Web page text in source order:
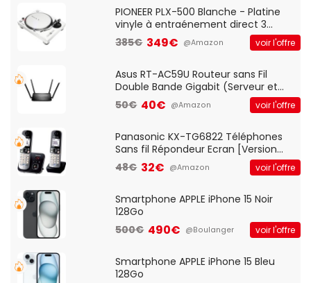
QWERTY UK - Noir
PIONEER PLX-500 Blanche - Platine
vinyle à entraénement direct 3
vitesses (33-45-78 trs/min) avec
pre-ampli intégré et port USB
385€ 349€ @Amazon voir l'offre
Asus RT-AC59U Routeur sans Fil
Double Bande Gigabit (Serveur et
Client VPN, Triple Vlan, Mode Point
d'accès et Bridge, contrôle Parental,
50€ 40€ @Amazon voir l'offre
Panasonic KX-TG6822 Téléphones
Sans fil Répondeur Ecran [Version
Française]
48€ 32€ @Amazon voir l'offre
Smartphone APPLE iPhone 15 Noir
128Go
500€ 490€ @Boulanger voir l'offre
Smartphone APPLE iPhone 15 Bleu
128Go